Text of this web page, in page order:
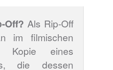
Off? Als Rip-Off
im filmischen
Kopie eines
die dessen